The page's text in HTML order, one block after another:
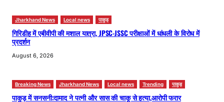
Jharkhand News Local news पाकुड़
गिरिडीह में एबीवीपी की मशाल यात्रा, JPSC-JSSC परीक्षाओं में धांधली के विरोध में
प्रदर्शन
August 6, 2026
Breaking News Jharkhand News Local news Trending पाकुड़
पाकुड़ में सनसनी:दामाद ने पत्नी और सास की चाकू से हत्या,आरोपी फरार